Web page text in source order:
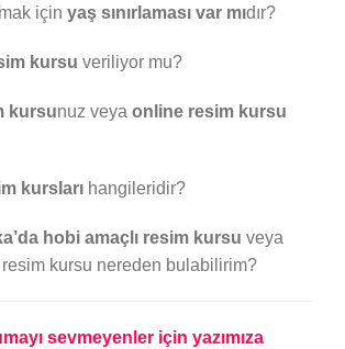
için yaş sınırlaması var mıdır?
kursu veriliyor mu?
kursunuz veya online resim kursu
kurslarıhangileridir?
hobi amaçlı resim kursu veya
resim kursu nereden bulabilirim?
sevmeyenler için yazımıza